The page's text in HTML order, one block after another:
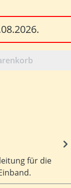
für die